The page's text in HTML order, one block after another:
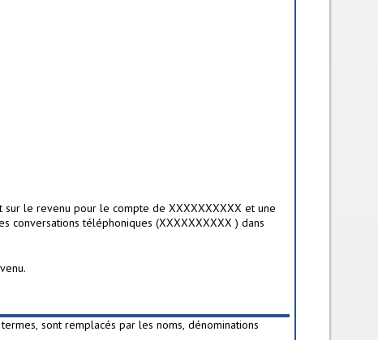
le revenu pour le compte de XXXXXXXXXX et une
conversations téléphoniques (XXXXXXXXXX ) dans
sont remplacés par les noms, dénominations